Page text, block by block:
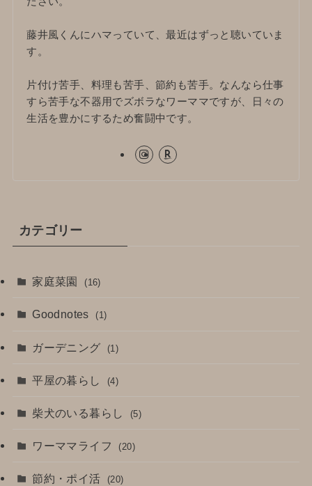
藤井風くんにハマっていて、最近はずっと聴いていま
す。
片付け苦手、料理も苦手、節約も苦手。なんなら仕事
すら苦手な不器用でズボラなワーママですが、日々の
生活を豊かにするため奮闘中です。
カテゴリー
家庭菜園 (16)
Goodnotes (1)
ガーデニング (1)
平屋の暮らし (4)
柴犬のいる暮らし (5)
ワーママライフ (20)
節約・ポイ活 (20)